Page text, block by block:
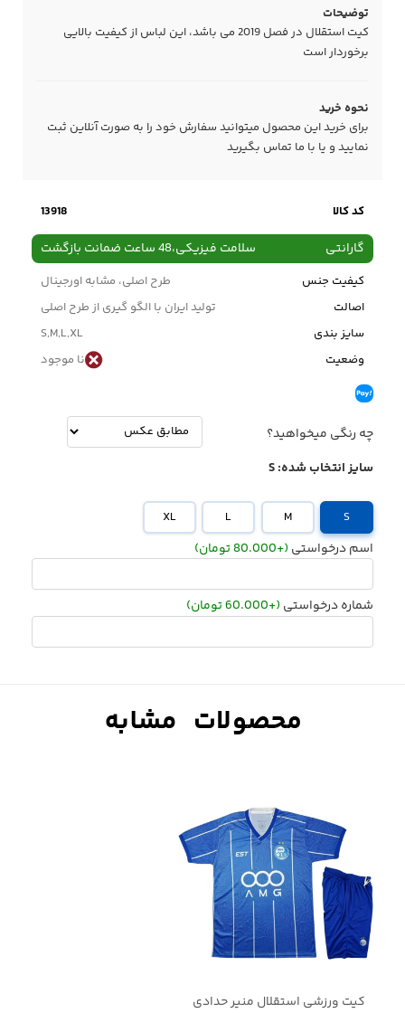
توضیحات
کیت استقلال در فصل 2019 می باشد، این لباس از کیفیت بالایی
برخوردار است
نحوه خرید
برای خرید این محصول میتوانید سفارش خود را به صورت آنلاین ثبت
نمایید و یا با ما تماس بگیرید
کد کالا 13918
گارانتی سلامت فیزیکی،48 ساعت ضمانت بازگشت
کیفیت جنس
طرح اصلی، مشابه اورجینال
اصالت
تولید ایران با الگو گیری از طرح اصلی
سایز بندی
S,M,L,XL
وضعیت
نا موجود
چه رنگی میخواهید؟
سایز انتخاب شده:S
S
M
L
XL
اسم درخواستی (+80.000 تومان)
شماره درخواستی (+60.000 تومان)
کیت ورزشی استقلال منیر حدادی